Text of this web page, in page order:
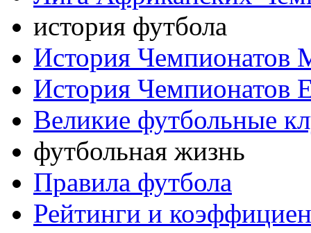
история футбола
История Чемпионатов
История Чемпионатов
Великие футбольные
футбольная жизнь
Правила футбола
Рейтинги и